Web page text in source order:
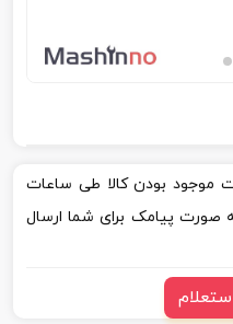
موجود بودن کالا طی ساعات
پیامک برای شما ارسال